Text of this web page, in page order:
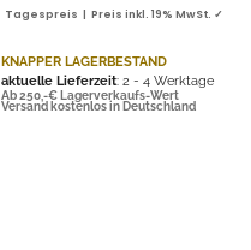
Tagespreis | Preis inkl. 19% MwSt. ✓
KNAPPER LAGERBESTAND
aktuelle Lieferzeit: 2 - 4 Werktage
Ab 250,-€ Lagerverkaufs-Wert
Versand kostenlos in Deutschland